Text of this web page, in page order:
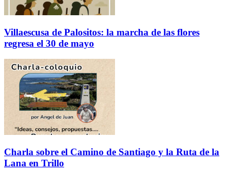
Villaescusa de Palositos: la marcha de las flores
regresa el 30 de mayo
Charla sobre el Camino de Santiago y la Ruta de la
Lana en Trillo